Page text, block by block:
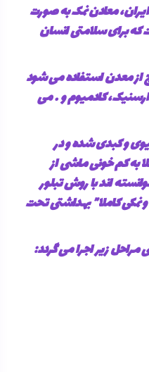
معادن نمک به صورت
که برای سلامتی انسان
از معدن استفاده می شود
کادمیوم و … می
و کبدی شده و در
به کم خونی ماشی از
اند با روش تبلور
کاملا” بهداشتی تحت
زیر اجرا می گردد: